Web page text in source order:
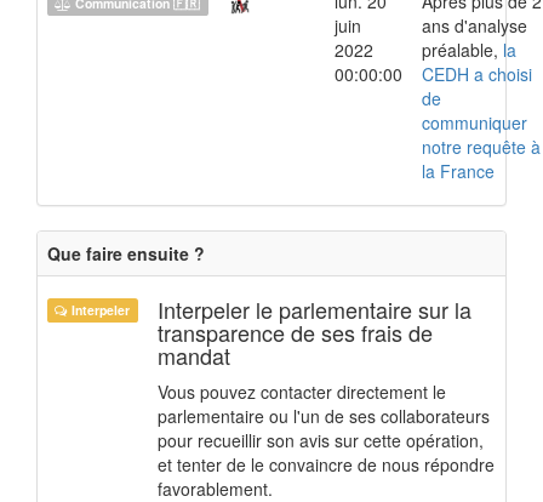
juin
2022
00:00:00
ans d'analyse
préalable, la
CEDH a choisi
de
communiquer
notre requête à
la France
Que faire ensuite ?
Interpeler Interpeler le parlementaire sur la
transparence de ses frais de
mandat
Vous pouvez contacter directement le
parlementaire ou l'un de ses collaborateurs
pour recueillir son avis sur cette opération,
et tenter de le convaincre de nous répondre
favorablement.